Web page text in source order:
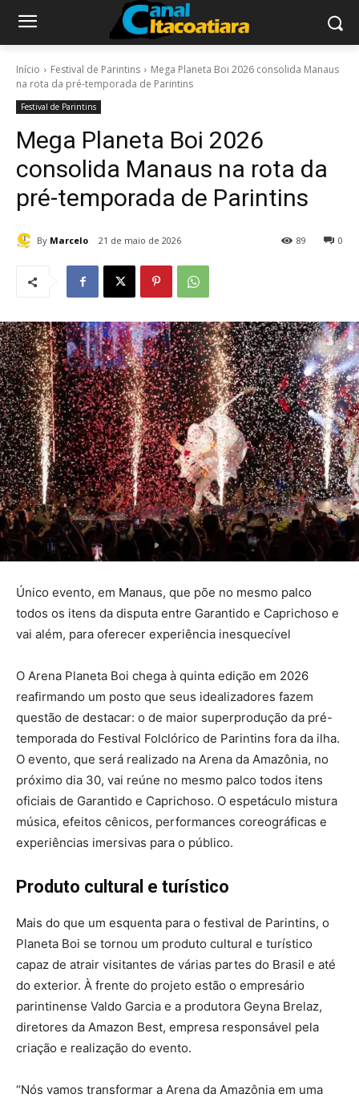
Início Festival de Parintins
Mega Planeta Boi 2026 consolida Manaus
na rota da pré-temporada de Parintins
Festival de Parintins
Mega Planeta Boi 2026
consolida Manaus na rota da
pré-temporada de Parintins
By Marcelo 21 de maio de 2026 0
89
Único evento, em Manaus, que põe no mesmo palco
todos os itens da disputa entre Garantido e Caprichoso e
vai além, para oferecer experiência inesquecível
O Arena Planeta Boi chega à quinta edição em 2026
reafirmando um posto que seus idealizadores fazem
questão de destacar: o de maior superprodução da pré-
temporada do Festival Folclórico de Parintins fora da ilha.
O evento, que será realizado na Arena da Amazônia, no
próximo dia 30, vai reúne no mesmo palco todos itens
oficiais de Garantido e Caprichoso. O espetáculo mistura
música, efeitos cênicos, performances coreográficas e
experiências imersivas para o público.
Produto cultural e turístico
Mais do que um esquenta para o festival de Parintins, o
Planeta Boi se tornou um produto cultural e turístico
capaz de atrair visitantes de várias partes do Brasil e até
do exterior. À frente do projeto estão o empresário
parintinense Valdo Garcia e a produtora Geyna Brelaz,
diretores da Amazon Best, empresa responsável pela
criação e realização do evento.
“Nós vamos transformar a Arena da Amazônia em uma